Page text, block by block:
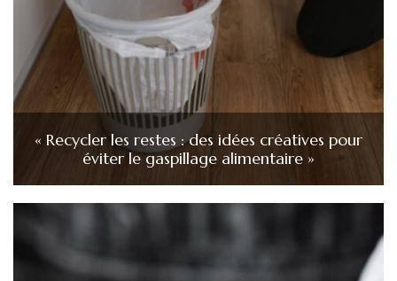
« Recycler les restes : des idées créatives pour
éviter le gaspillage alimentaire »